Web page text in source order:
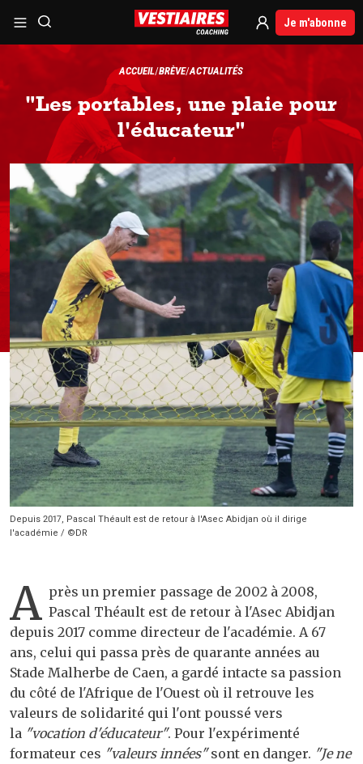
Je m'abonne
ACCUEIL BRÈVE ACTUALITÉS
"Les portables, une plaie pour
l'éducateur"
Depuis 2017, Pascal Théault est de retour à l'Asec Abidjan où il dirige
l'académie / ©DR
A près un premier passage de 2002 à 2008,
Pascal Théault est de retour à l'Asec Abidjan
depuis 2017 comme directeur de l'académie. A 67
ans, celui qui passa près de quarante années au
Stade Malherbe de Caen, a gardé intacte sa passion
du côté de l'Afrique de l'Ouest où il retrouve les
valeurs de solidarité qui l'ont poussé vers
la "vocation d'éducateur". Pour l'expérimenté
formateur ces "valeurs innées"sont en danger. "Je ne